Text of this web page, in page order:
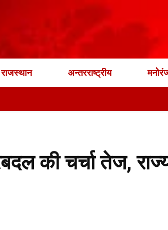
राजस्थान अन्तरराष्ट्रीय
की चर्चा तेज,